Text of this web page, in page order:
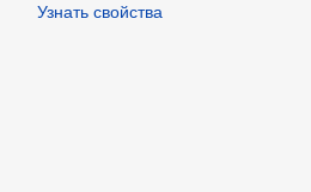
Узнать свойства